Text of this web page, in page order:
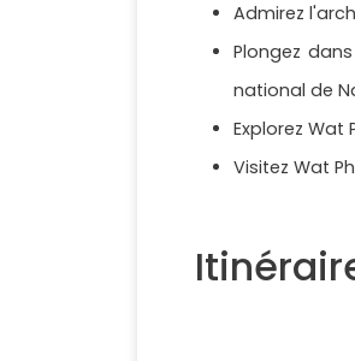
Admirez
Plongez
national de
Explorez Wat
Visitez Wat